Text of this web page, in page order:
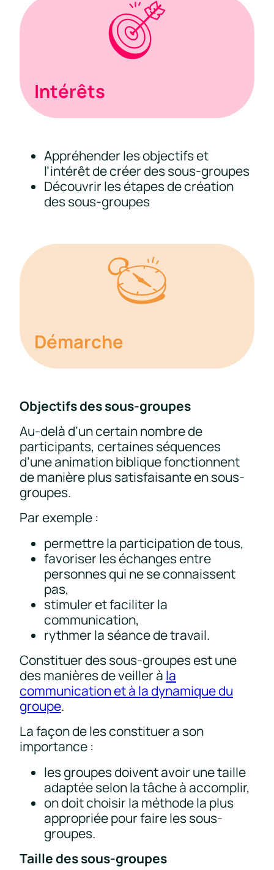
Intérêts
Appréhender les objectifs et
l’intérêt de créer des sous-groupes
Découvrir les étapes de création
des sous-groupes
Démarche
Objectifs des sous-groupes
Au-delà d’un certain nombre de
participants, certaines séquences
d’une animation biblique fonctionnent
de manière plus satisfaisante en sous-
groupes.
Par exemple :
permettre la participation de tous,
favoriser les échanges entre
personnes qui ne se connaissent
pas,
stimuler et faciliter la
communication,
rythmer la séance de travail.
Constituer des sous-groupes est une
des manières de veiller à la
communication et à la dynamique du
groupe.
La façon de les constituer a son
importance :
les groupes doivent avoir une taille
adaptée selon la tâche à accomplir,
on doit choisir la méthode la plus
appropriée pour faire les sous-
groupes.
Taille des sous-groupes